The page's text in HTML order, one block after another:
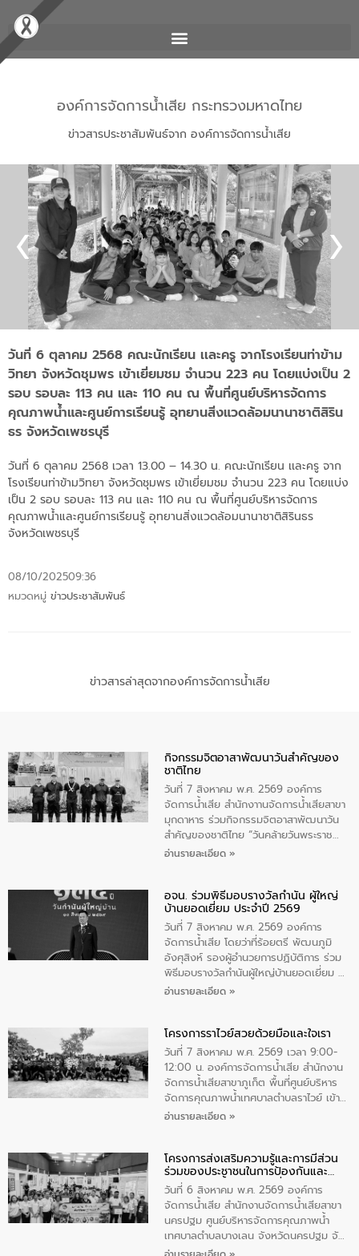
องค์การจัดการน้ำเสีย กระทรวงมหาดไทย
ข่าวสารประชาสัมพันธ์จาก องค์การจัดการน้ำเสีย
วันที่ 6 ตุลาคม 2568 คณะนักเรียน เเละครู จากโรงเรียนท่าข้าม
วิทยา จังหวัดชุมพร เข้าเยี่ยมชม จำนวน 223 คน โดยแบ่งเป็น 2
รอบ รอบละ 113 คน และ 110 คน ณ พื้นที่ศูนย์บริหารจัดการ
คุณภาพน้ำและศูนย์การเรียนรู้ อุทยานสิ่งแวดล้อมนานาชาติสิริน
ธร จังหวัดเพชรบุรี
วันที่ 6 ตุลาคม 2568 เวลา 13.00 – 14.30 น. คณะนักเรียน เเละครู จาก
โรงเรียนท่าข้ามวิทยา จังหวัดชุมพร เข้าเยี่ยมชม จำนวน 223 คน โดยแบ่ง
เป็น 2 รอบ รอบละ 113 คน และ 110 คน ณ พื้นที่ศูนย์บริหารจัดการ
คุณภาพน้ำและศูนย์การเรียนรู้ อุทยานสิ่งแวดล้อมนานาชาติสิรินธร
จังหวัดเพชรบุรี
08/10/202509:36
หมวดหมู่ ข่าวประชาสัมพันธ์
ข่าวสารล่าสุดจากองค์การจัดการน้ำเสีย
กิจกรรมจิตอาสาพัฒนาวันสําคัญของ
ชาติไทย
วันที่ 7 สิงหาคม พ.ศ. 2569 องค์การ
จัดการน้ำเสีย สำนักงาานจัดการน้ำเสียสาขา
มุกดาหาร ร่วมกิจกรรมจิตอาสาพัฒนาวัน
สําคัญของชาติไทย “วันคล้ายวันพระราช
สมภพ สมเด็จพระนางเจ้าสิริกิติ์พระบรม
ทิพย์คำ รองผู้ว่าราชการจังหวัดมุกดาหาร
เป็นประธานในพิธี ณ เรือนจําชั่วคราวนาโสก
ตําบลนาโสก อําเภอเมืองมุกดาหาร จังหวัด
มุกดาหาร โดยในกิจกรรมได้ร่วมปลูกป่า และ
ทําความสะอาดภายในบริเวณ จัดกิจกรรม
เพื่อถวายเป็นพระราชกุศล สมเด็จพระนาง
เจ้าสิริกิติ์พระบรมราชินีนาถ พระบรมราช
อ่านรายละเอียด »
อจน. ร่วมพิธีมอบรางวัลกำนัน ผู้ใหญ่
บ้านยอดเยี่ยม ประจำปี 2569
วันที่ 7 สิงหาคม พ.ศ. 2569 องค์การ
จัดการน้ำเสีย โดยว่าที่ร้อยตรี พัฒนภูมิ
อังศุสิงห์ รองผู้อำนวยการปฏิบัติการ ร่วม
พิธีมอบรางวัลกำนันผู้ใหญ่บ้านยอดเยี่ยม ณ
ทำเนียบรัฐบาล โดยมีนายอนุทิน ชาญวีรกูล
ทองคำและประกาศเกียรติคุณให้แก่ กำนัน
ผู้ใหญ่บ้านยอดเยี่ยม พร้อมกล่าวชื่นชม ให้
โอวาท และมอบนโยบาย
อ่านรายละเอียด »
โครงการราไวย์สวยด้วยมือและใจเรา
วันที่ 7 สิงหาคม พ.ศ. 2569 เวลา 9:00-
12:00 น. องค์การจัดการน้ำเสีย สำนักงาน
จัดการน้ำเสียสาขาภูเก็ต พื้นที่ศูนย์บริหาร
จัดการคุณภาพน้ำเทศบาลตำบลราไวย์ เข้า
ร่วมโครงการราไวย์สวยด้วยมือและใจเรา
ประชาชน ตัวแทนจากโรงแรมต่างๆ ในเขต
เทศบาลตำบลราไวย์ ศูนย์บริหารจัดการ
คุณภาพน้ำเทศบาลตำบลราไวย์ นำโดยนาย
น้อย แก้วเศษ ผู้จัดการสำนักงานจัดการน้ำ
เสียสาขาภูเก็ต พร้อมด้วยเจ้าหน้าที่ จำนวน
5 คน ร่วมทำกิจกรรม ทำความสะอาด
ชายหาดและแหล่งท่องเที่ยว ณ บริเวณ
อ่านรายละเอียด »
โครงการส่งเสริมความรู้และการมีส่วน
ร่วมของประชาชนในการป้องกันและ
แก้ไขปัญหาน้ำเสียอย่างยั่งยืน
วันที่ 6 สิงหาคม พ.ศ. 2569 องค์การ
จัดการน้ำเสีย สำนักงานจัดการน้ำเสียสาขา
นครปฐม ศูนย์บริหารจัดการคุณภาพน้ำ
เทศบาลตำบลบางเลน จังหวัดนครปฐม จัด
กิจกรรมภายใต้โครงการส่งเสริมความรู้และ